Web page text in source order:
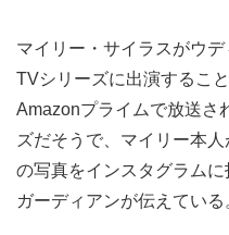
マイリー・サイラスがウ
TVシリーズに出演するこ
Amazonプライムで放送さ
ズだそうで、マイリー本
の写真をインスタグラム
ガーディアンが伝えている